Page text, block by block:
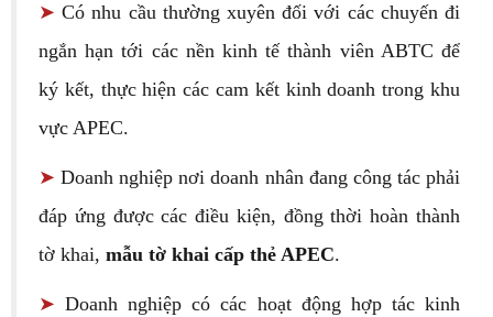
➤Có nhu cầu thường xuyên đối với các chuyến đi
ngắn hạn tới các nền kinh tế thành viên ABTC để
ký kết, thực hiện các cam kết kinh doanh trong khu
vực APEC.
➤Doanh nghiệp nơi doanh nhân đang công tác phải
đáp ứng được các điều kiện, đồng thời hoàn thành
tờ khai, mẫu tờ khai cấp thẻ APEC.
➤Doanh nghiệp có các hoạt động hợp tác kinh